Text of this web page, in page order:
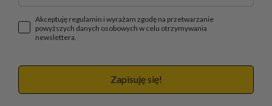
Akceptuję regulamin i wyrażam zgodę na przetwarzanie
powyższych danych osobowych w celu otrzymywania
newslettera.
Zapisuję się!